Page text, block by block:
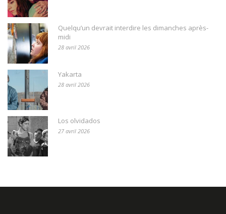
Quelqu’un devrait interdire les dimanches après-
midi
28 avril 2026
Yakarta
28 avril 2026
Los olvidados
27 avril 2026